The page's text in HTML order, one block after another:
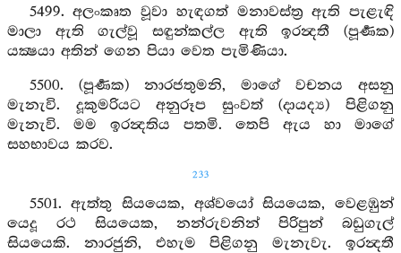
5499. අලංකෘත වූවා හැඳගත් මනාවස්ත්‍ර ඇති පැළැඳි
මාලා ඇති ගැල්වූ සඳුන්කල්ල ඇති ඉරන්‍දතී (පූර්‍ණක)
යක්‍ෂයා අතින් ගෙන පියා වෙත පැමිණියා.
5500. (පූර්‍ණක) නාරජතුමනි, මාගේ වචනය අසනු
මැනැවි. දූකුමරියට අනුරූප සුංවත් (දායද්‍ය) පිළිගනු
මැනැවි. මම ඉරන්‍දතිය පතමි. තෙපි ඇය හා මාගේ
සහභාවය කරව.
233
5501. ඇත්තු සියයෙක, අශ්වයෝ සියයෙක, වෙළඹුන්
යෙදූ රථ සියයෙක, නන්රුවනින් පිරිපුන් බඩුගැල්
සියයෙකි. නාරජුනි, එහැම පිළිගනු මැනැවැ. ඉරන්‍දතී